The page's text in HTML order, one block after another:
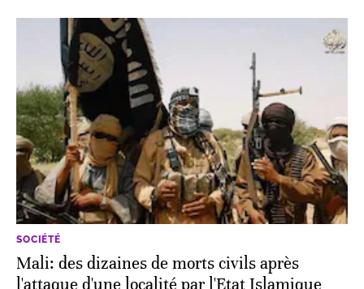
SOCIÉTÉ
Mali: des dizaines de morts civils après
l'attaque d'une localité par l'Etat Islamique